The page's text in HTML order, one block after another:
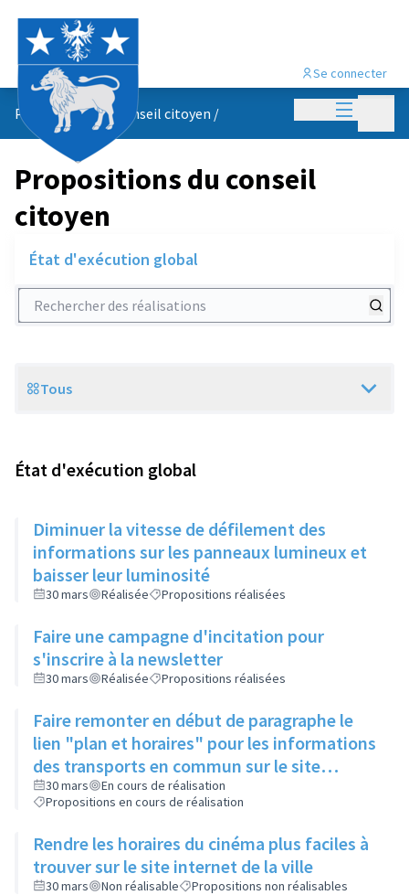
Menu
Se connecter
Propositions du conseil citoyen /
Propositions du conseil
citoyen
État d'exécution global
Rechercher des réalisations
Scope
Tous
État d'exécution global
Diminuer la vitesse de défilement des
informations sur les panneaux lumineux et
baisser leur luminosité
30 mars Réalisée Propositions réalisées
Faire une campagne d'incitation pour
s'inscrire à la newsletter
30 mars Réalisée Propositions réalisées
Faire remonter en début de paragraphe le
lien "plan et horaires" pour les informations
des transports en commun sur le site
internet de la ville
30 mars
En cours de réalisation
Propositions en cours de réalisation
Rendre les horaires du cinéma plus faciles à
trouver sur le site internet de la ville
30 mars Non réalisable Propositions non réalisables